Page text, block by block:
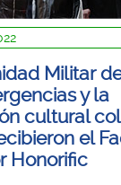
Militar
y la
cultural
el
Honorific